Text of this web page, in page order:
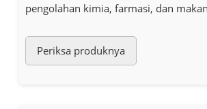
pengolahan kimia, farmasi, dan
Periksa produknya